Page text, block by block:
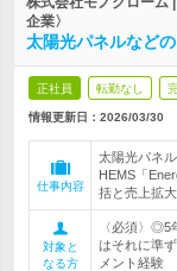
企業〉
太陽光パネルなど
正社員 転勤なし
情報更新日：2026/03/30
仕事内容
太陽光パネ
HEMS「
括と売上拡大
対象と
なる方
〈必須〉◎5
はそれに準
メント経験